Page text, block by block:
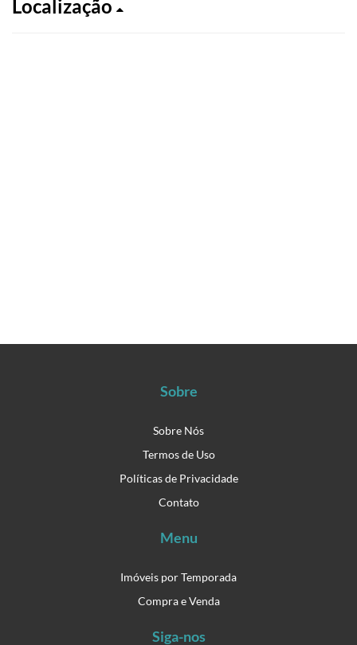
Localização
Sobre
Sobre Nós
Termos de Uso
Políticas de Privacidade
Contato
Menu
Imóveis por Temporada
Compra e Venda
Siga-nos